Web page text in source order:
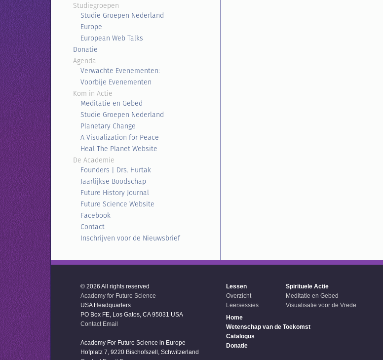
Studiegroepen
Studie Groepen Nederland
Europe
European Web Talks
Donatie
Agenda
Verwachte Evenementen:
Voorbije Evenementen
Kom in Actie
Meditatie en Gebed
Studie Groepen Nederland
Planetary Change
A Visualization for Peace
Heal The Planet Website
De Academie
Founders | Drs. Hurtak
Jaarlijkse Boodschap
Future History Journal
Future Science Website
Facebook
Contact
Inschrijven voor de Nieuwsbrief
© 2026 All rights reserved
Academy for Future Science
USA Headquarters
PO Box FE, Los Gatos, CA 95031 USA
Contact Email
Academy For Future Science in Europe
Hofplatz 7, 9220 Bischofszell, Schwitzerland
Lessen
Overzicht
Leersessies
Spirituele Actie
Meditatie en Gebed
Visualisatie voor de Vrede
Home
Wetenschap van de Toekomst
Catalogus
Donatie